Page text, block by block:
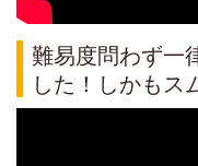
難易度問わず一
した！しかもス